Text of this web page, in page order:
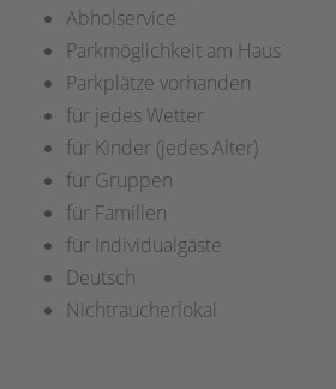
Abholservice
Parkmöglichkeit am Haus
Parkplätze vorhanden
für jedes Wetter
für Kinder (jedes Alter)
für Gruppen
für Familien
für Individualgäste
Deutsch
Nichtraucherlokal